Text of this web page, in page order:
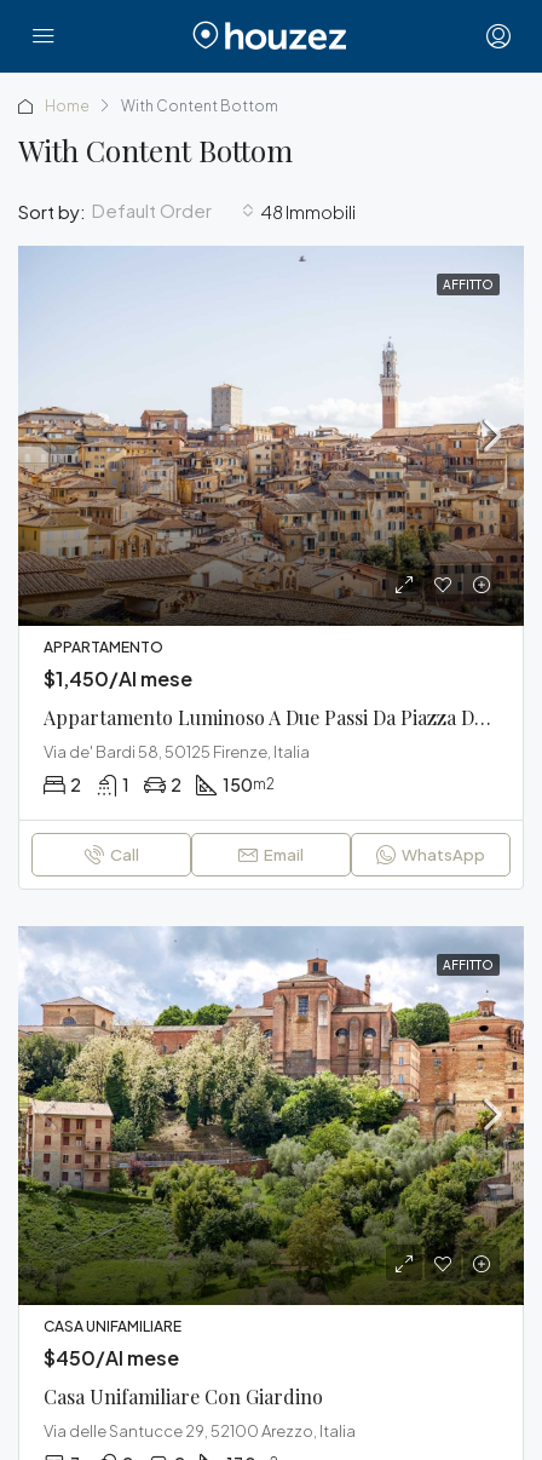
Home With Content Bottom
With Content Bottom
48 Immobili
Sort by: Default Order
AFFITTO
APPARTAMENTO
$1,450/Al mese
Appartamento Luminoso A Due Passi Da Piazza Del Campo
Via de' Bardi 58, 50125 Firenze, Italia
2 1 2 150m2
Call Email WhatsApp
AFFITTO
CASA UNIFAMILIARE
$450/Al mese
Casa Unifamiliare Con Giardino
Via delle Santucce 29, 52100 Arezzo, Italia